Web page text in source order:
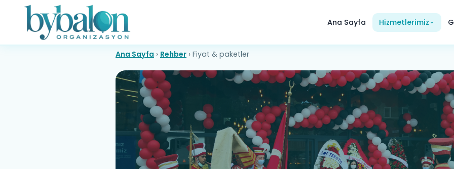
Ana Sayfa Hizmetlerimiz
Ana Sayfa › Rehber › Fiyat & paketler